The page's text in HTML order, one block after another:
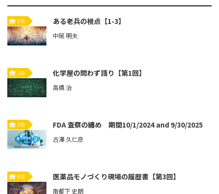
1位 ある老兵の視点【1-3】
中尾 明夫
2位 化学屋の問わず語り【第1回】
高橋 治
3位 FDA 査察の纏め 期間10/1/2024 and 9/30/2025
古澤 久仁彦
4位 医薬品モノづくり現場の履歴書【第3回】
南都下 史朗